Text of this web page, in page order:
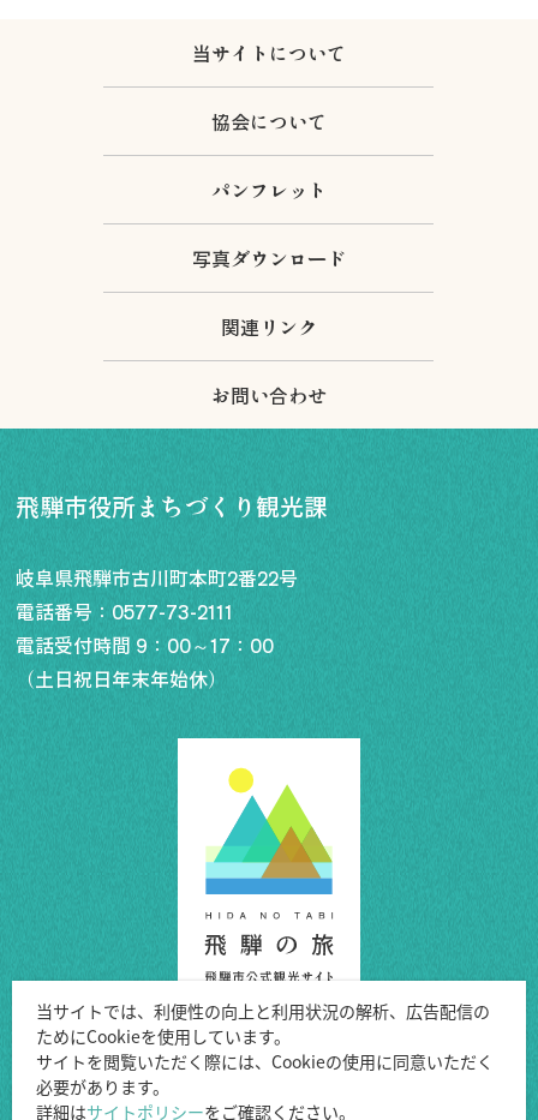
当サイトについて
協会について
パンフレット
写真ダウンロード
関連リンク
お問い合わせ
飛騨市役所まちづくり観光課
岐阜県飛騨市古川町本町2番22号
電話番号： 0577-73-2111
電話受付時間 9：00～17：00
（土日祝日年末年始休）
Copyright ©Hida City.
当サイトでは、利便性の向上と利用状況の解析、広告配信の
ためにCookieを使用しています。
サイトを閲覧いただく際には、Cookieの使用に同意いただく
必要があります。
詳細はサイトポリシーをご確認ください。